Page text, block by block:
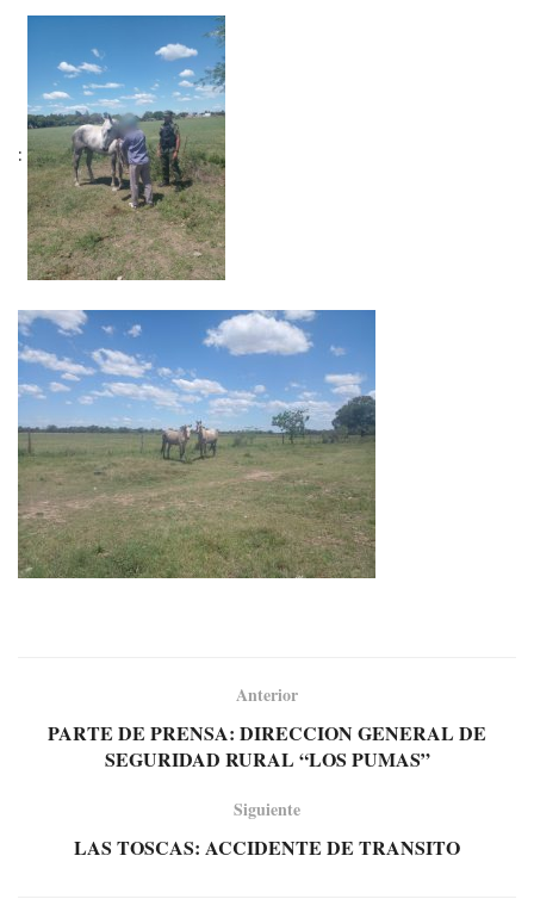
:
Anterior
PARTE DE PRENSA: DIRECCION GENERAL DE
SEGURIDAD RURAL “LOS PUMAS”
Siguiente
LAS TOSCAS: ACCIDENTE DE TRANSITO